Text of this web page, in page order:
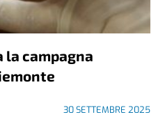
la campagna
30 SETTEMBRE 2025